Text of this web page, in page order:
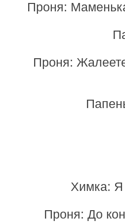
Проня:
Проня:
Химка: Я
Проня: До